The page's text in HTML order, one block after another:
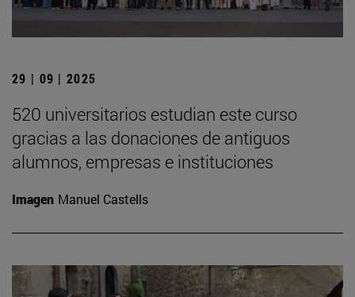
29 | 09 | 2025
520 universitarios estudian este curso
gracias a las donaciones de antiguos
alumnos, empresas e instituciones
Imagen Manuel Castells